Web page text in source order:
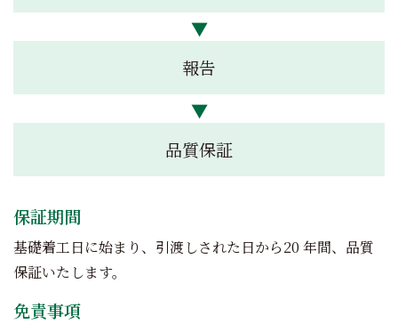
報告
品質保証
保証期間
基礎着工日に始まり、引渡しされた日から20 年間、品質
保証いたします。
免責事項